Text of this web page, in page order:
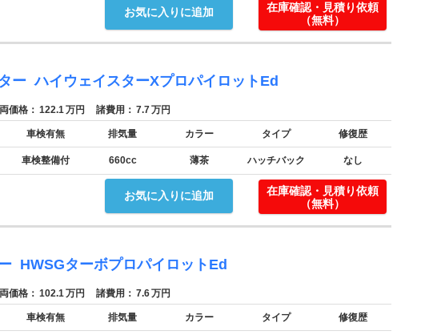
お気に入りに追加
在庫確認・見積り依頼
（無料）
ー ハイウェイスターXプロパイロットEd
価格： 122.1万円 諸費用： 7.7万円
車検有無 排気量 カラー タイプ 修復歴
車検整備付 660cc 薄茶 ハッチバック なし
お気に入りに追加
在庫確認・見積り依頼
（無料）
HWSGターボプロパイロットEd
価格： 102.1万円 諸費用： 7.6万円
車検有無 排気量 カラー タイプ 修復歴